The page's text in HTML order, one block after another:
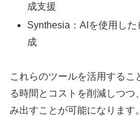
成支援
Synthesia：AIを使用し
成
これらのツールを活用する
る時間とコストを削減しつ
み出すことが可能になります。